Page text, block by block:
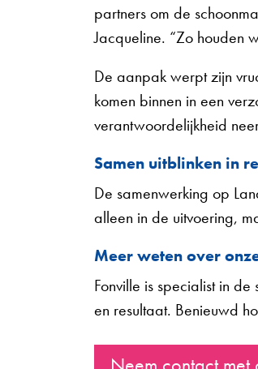
partners om de
Jacqueline. “Zo houden
De aanpak werpt zijn
komen binnen in een
verantwoordelijkheid
Samen uitblinken in
De samenwerking op
alleen in de uitvoering,
Meer weten over
Fonville is specialist in
en resultaat. Benieuwd